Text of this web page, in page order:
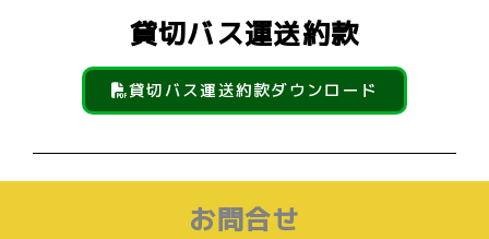
貸切バス運送約款
貸切バス運送約款ダウンロード
お問合せ